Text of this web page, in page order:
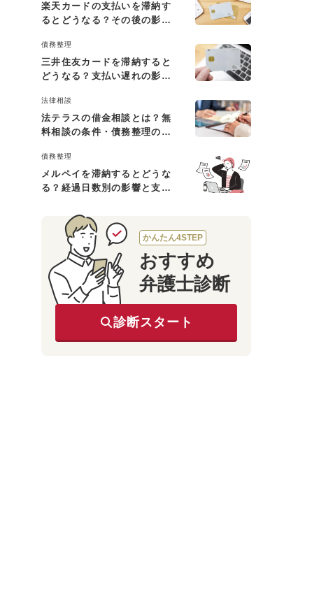
楽天カードの支払いを滞納す
るとどうなる？その後の影響
債務整理
三井住友カードを滞納すると
どうなる？支払い遅れの影響
法律相談
法テラスの借金相談とは？無
料相談の条件・債務整理の費
債務整理
メルペイを滞納するとどうな
る？経過日数別の影響と支払
かんたん4STEP
おすすめ
弁護士診断
診断スタート